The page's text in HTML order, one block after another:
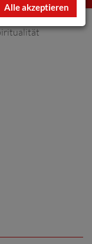
Alle akzeptieren